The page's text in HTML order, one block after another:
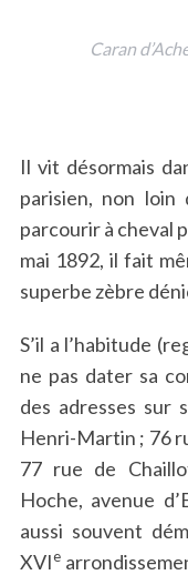
Caran
Il vit désormais
parisien, non loin
parcourir à cheval
mai 1892, il fait
superbe zèbre
S’il a l’habitude
ne pas dater sa
des adresses sur
Henri-Martin ; 76
77 rue de
Hoche, avenue
aussi souvent
XVIe